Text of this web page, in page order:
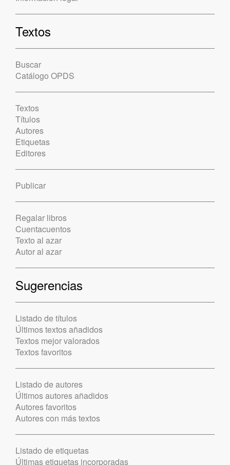
Textos
Buscar
Catálogo OPDS
Textos
Títulos
Autores
Etiquetas
Editores
Publicar
Regalar libros
Cuentacuentos
Texto al azar
Autor al azar
Sugerencias
Listado de títulos
Últimos textos añadidos
Textos mejor valorados
Textos favoritos
Listado de autores
Últimos autores añadidos
Autores favoritos
Autores con más textos
Listado de etiquetas
Últimas etiquetas incorporadas